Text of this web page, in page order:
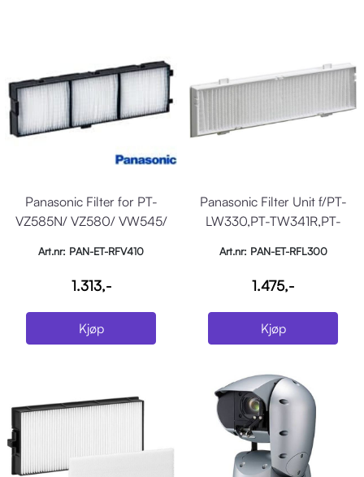
Panasonic Filter for PT-
VZ585N/ VZ580/ VW545/
Art.nr: PAN-ET-RFV410
1.313,-
Kjøp
Panasonic Filter Unit f/PT-
LW330,PT-TW341R,PT-
Art.nr: PAN-ET-RFL300
1.475,-
Kjøp